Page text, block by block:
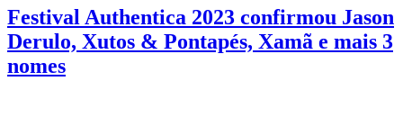
Festival Authentica 2023 confirmou Jason
Derulo, Xutos & Pontapés, Xamã e mais 3
nomes